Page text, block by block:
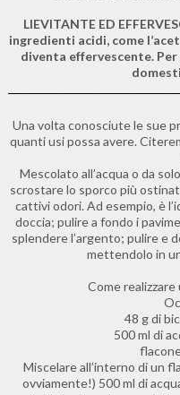
LIEVITANTE ED
ingredienti acidi, come
diventa effervescente.
Una volta conosciute le sue
quanti usi possa avere.
Mescolato all’acqua o da
scrostare lo sporco più
cattivi odori. Ad esempio, è
doccia; pulire a fondo i
splendere l’argento; pulire e
mettendolo in
Come realizzare
48 g di
500 ml di
Miscelare all’interno di un
ovviamente!) 500 ml di